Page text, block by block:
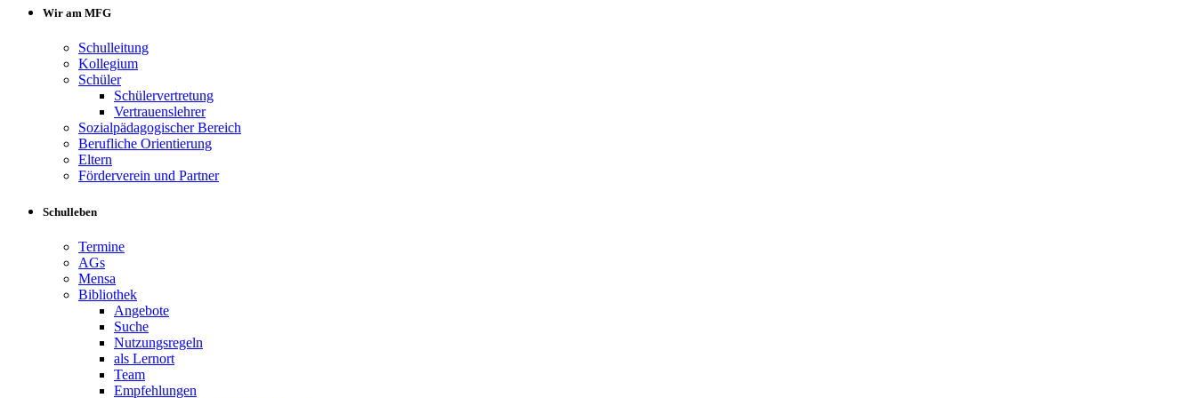
Wir am MFG
Schulleitung
Kollegium
Schüler
Schülervertretung
Vertrauenslehrer
Sozialpädagogischer Bereich
Berufliche Orientierung
Eltern
Förderverein und Partner
Schulleben
Termine
AGs
Mensa
Bibliothek
Angebote
Suche
Nutzungsregeln
als Lernort
Team
Empfehlungen